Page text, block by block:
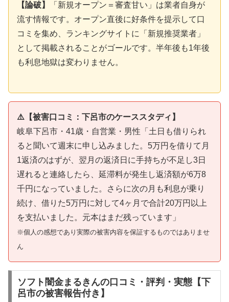
【論破】
「新規オープン＝審査甘い」は業者自身が
流す情報です。オープン直後に好条件を提示して口
コミを集め、ランキングサイトに「新規推奨業者」
として掲載されることがゴールです。半年後も1年後
も利息地獄は変わりません。
⚠️【被害口コミ：下呂市のケーススタディ】
岐阜下呂市・41歳・自営業・男性「土日も借りられ
ると聞いて週末に申し込みました。5万円を借りて月
1返済のはずが、翌月の返済日に手持ちが不足し3日
遅れると連絡したら、延滞料が発生し返済額が6万8
千円になっていました。さらに次の月も利息が乗り
続け、借りた5万円に対して4ヶ月で合計20万円以上
を支払いました。元本はまだ残っています」
※個人の感想であり実際の被害内容を保証するものではありませ
ん
ソフト闇金まるきんの口コミ・評判・実態【下
呂市の被害報告付き】